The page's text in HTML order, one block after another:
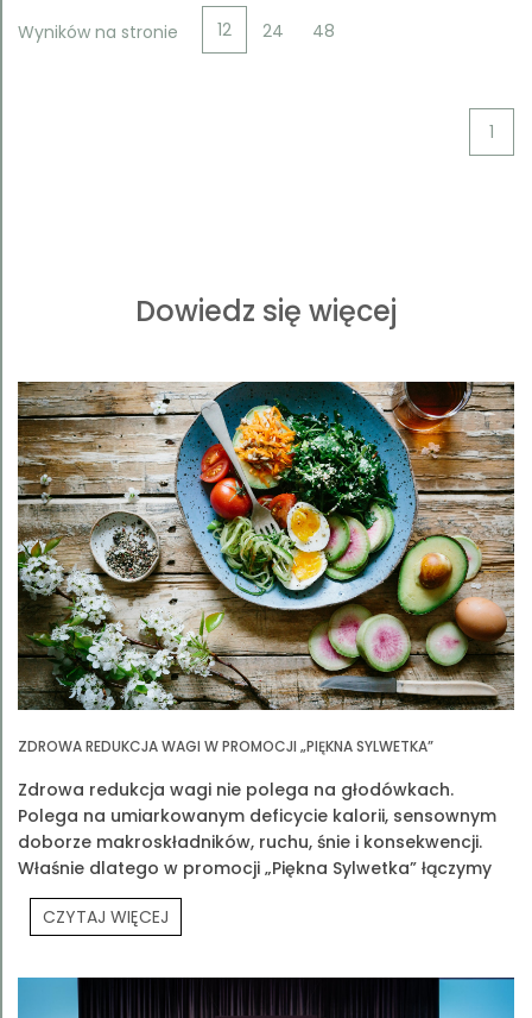
Wyników na stronie 12 24 48
1
Dowiedz się więcej
ZDROWA REDUKCJA WAGI W PROMOCJI „PIĘKNA SYLWETKA”
Zdrowa redukcja wagi nie polega na głodówkach.
Polega na umiarkowanym deficycie kalorii, sensownym
doborze makroskładników, ruchu, śnie i konsekwencji.
Właśnie dlatego w promocji „Piękna Sylwetka” łączymy
edukację z praktyką
CZYTAJ WIĘCEJ